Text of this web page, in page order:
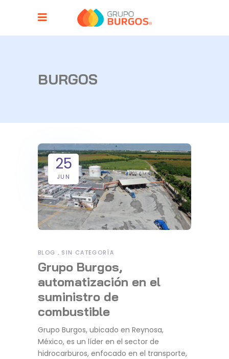
BURGOS
25
JUN
BLOG SIN CATEGORÍA
Grupo Burgos,
automatización en el
suministro de
combustible
Grupo Burgos, ubicado en Reynosa,
México, es un líder en el sector de
hidrocarburos, enfocado en el transporte,